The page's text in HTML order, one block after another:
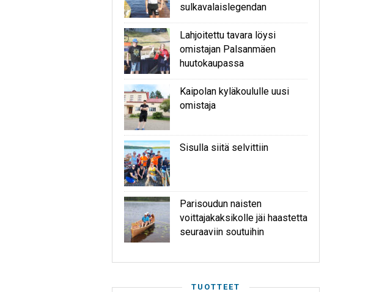
sulkavalaislegendan
Lahjoitettu tavara löysi
omistajan Palsanmäen
huutokaupassa
Kaipolan kyläkoululle uusi
omistaja
Sisulla siitä selvittiin
Parisoudun naisten
voittajakaksikolle jäi haastetta
seuraaviin soutuihin
TUOTTEET